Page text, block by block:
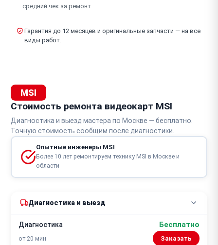
средний чек за ремонт
Гарантия до 12 месяцев и оригинальные запчасти — на все
виды работ.
MSI
Стоимость ремонта видеокарт MSI
Диагностика и выезд мастера по Москве — бесплатно.
Точную стоимость сообщим после диагностики.
Опытные инженеры MSI
Более 10 лет ремонтируем технику MSI в Москве и
области
Диагностика и выезд
Диагностика
от 20 мин
Бесплатно
Заказать